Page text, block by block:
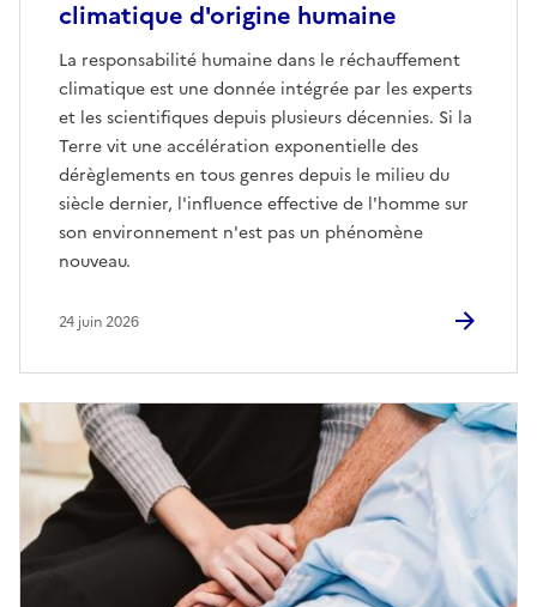
climatique d'origine humaine
La responsabilité humaine dans le réchauffement
climatique est une donnée intégrée par les experts
et les scientifiques depuis plusieurs décennies. Si la
Terre vit une accélération exponentielle des
dérèglements en tous genres depuis le milieu du
siècle dernier, l'influence effective de l'homme sur
son environnement n'est pas un phénomène
nouveau.
24 juin 2026